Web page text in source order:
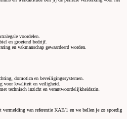
voordelen.
en groeiend bedrijf.
en vakmanschap gewaardeerd worden.
domotica en beveiligingssystemen.
voor kwaliteit en veiligheid.
technisch inzicht en verantwoordelijkheidszin.
van referentie KAE/1 en we bellen je zo spoedig